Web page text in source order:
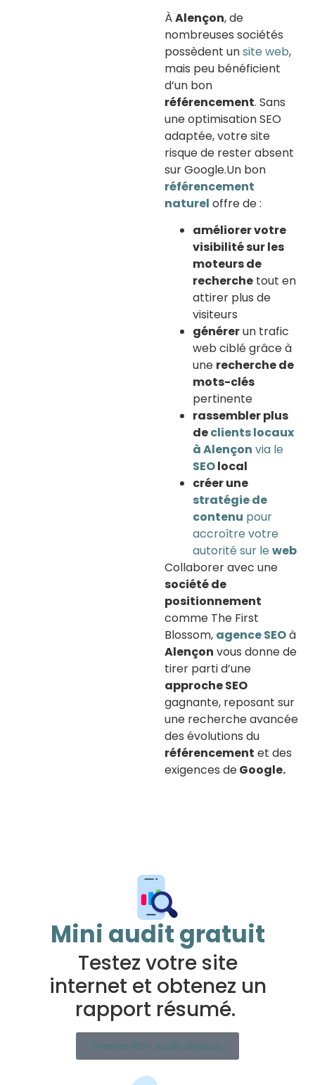
ÀAlençon, de
nombreuses sociétés
possèdent unsite web,
mais peu bénéficient
d’un bon
référencement. Sans
une optimisation SEO
adaptée, votre site
risque de rester absent
sur Google.Un bon
référencement
naturel offre de :
améliorer votre
visibilité sur les
moteurs de
recherche tout en
attirer plus de
visiteurs
générerun trafic
web ciblé grâce à
une recherche de
mots-clés
pertinente
rassembler plus
declients locaux
à Alençon via le
SEOlocal
créer une
stratégie de
contenu pour
accroître votre
autorité sur le web
Collaborer avec une
société de
positionnement
comme The First
Blossom, agence SEOà
Alençon vous donne de
tirer parti d’une
approche SEO
gagnante, reposant sur
une recherche avancée
des évolutions du
référencement et des
exigences deGoogle.
Mini audit gratuit
Testez votre site
internet et obtenez un
rapport résumé.
Prenez RDV Audit Gratuit